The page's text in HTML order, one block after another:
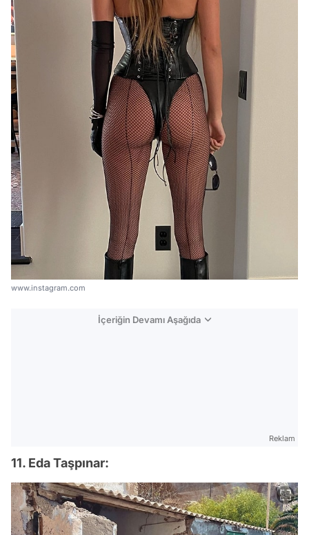
www.instagram.com
İçeriğin Devamı Aşağıda
Reklam
11. Eda Taşpınar: